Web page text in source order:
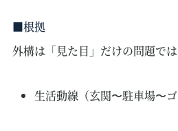
根拠
外構は「見た目」だけの問題では
生活動線（玄関〜駐車場〜